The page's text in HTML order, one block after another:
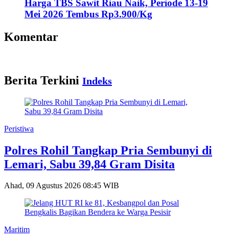
Harga TBS Sawit Riau Naik, Periode 13-19
Mei 2026 Tembus Rp3.900/Kg
Komentar
Berita Terkini Indeks
Peristiwa
Polres Rohil Tangkap Pria Sembunyi di
Lemari, Sabu 39,84 Gram Disita
Ahad, 09 Agustus 2026 08:45 WIB
Maritim